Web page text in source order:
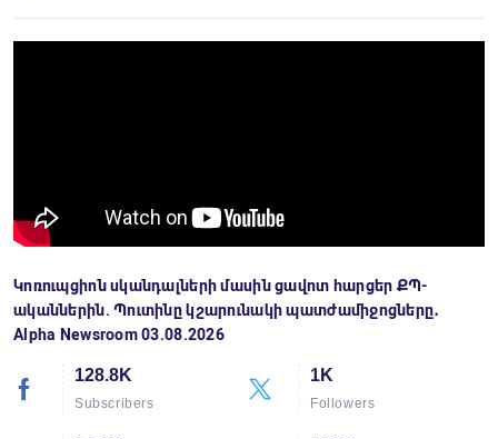
Կոռուպցիոն սկանդալների մասին ցավոտ հարցեր ՔՊ-
ականներին. Պուտինը կշարունակի պատժամիջոցները․
Alpha Newsroom 03.08.2026
128.8K
Subscribers
1K
Followers